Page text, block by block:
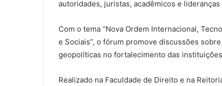
autoridades, juristas, acadêmicos e
Com o tema “Nova Ordem Internacional,
e Sociais”, o fórum promove discussões
geopolíticas no fortalecimento das
Realizado na Faculdade de Direito e na